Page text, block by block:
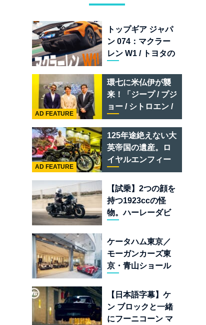
トップギア ジャパ
ン 074：マクラー
レン W1 / トヨタの
ー戦略 /フェラーリ
849 テスタロッサ /
テメラリオ /ベント
レー スーパースポ
ーツ
環七に米仏伊が襲
来！「ジープ / プジ
ョー / シトロエン /
フィアット / アバル
ト足立」はクルマ
のセレクトショッ
プである
AD FEATURE
125年途絶えない大
英帝国の遺産。ロ
イヤルエンフィー
ルド責任者に訊
く、新型
「BULLET 650」
と“時間の質”を愛
する理由
AD FEATURE
【試乗】2つの顔を
持つ1923ccの怪
物。ハーレーダビ
ォーキーエイト
117」の深淵を覗く
ケータハム東京／
モーガンカーズ東
京・青山ショール
「移動手段」では
なく「人生」だ
【日本語字幕】ケ
ン ブロックと一緒
にフーニコーン マ